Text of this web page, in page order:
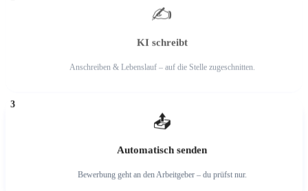
✍️
KI schreibt
Anschreiben & Lebenslauf – auf die Stelle zugeschnitten.
📤
Automatisch senden
Bewerbung geht an den Arbeitgeber – du prüfst nur.